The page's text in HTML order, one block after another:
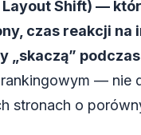
Layout Shift) —
czas reakcji
podczas
— nie
stronach o